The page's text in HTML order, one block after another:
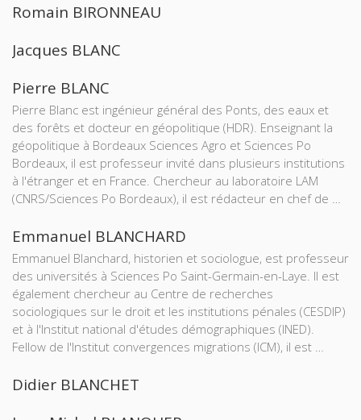
Romain BIRONNEAU
Jacques BLANC
Pierre BLANC
Pierre Blanc est ingénieur général des Ponts, des eaux et
des forêts et docteur en géopolitique (HDR). Enseignant la
géopolitique à Bordeaux Sciences Agro et Sciences Po
Bordeaux, il est professeur invité dans plusieurs institutions
à l'étranger et en France. Chercheur au laboratoire LAM
(CNRS/Sciences Po Bordeaux), il est rédacteur en chef de …
Emmanuel BLANCHARD
Emmanuel Blanchard, historien et sociologue, est professeur
des universités à Sciences Po Saint-Germain-en-Laye. Il est
également chercheur au Centre de recherches
sociologiques sur le droit et les institutions pénales (CESDIP)
et à l'Institut national d'études démographiques (INED).
Fellow de l'Institut convergences migrations (ICM), il est …
Didier BLANCHET